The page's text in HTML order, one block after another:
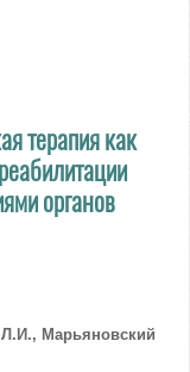
терапия как
органов
Марьяновский